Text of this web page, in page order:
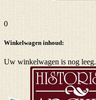
0
Winkelwagen inhoud:
Uw winkelwagen is nog leeg.